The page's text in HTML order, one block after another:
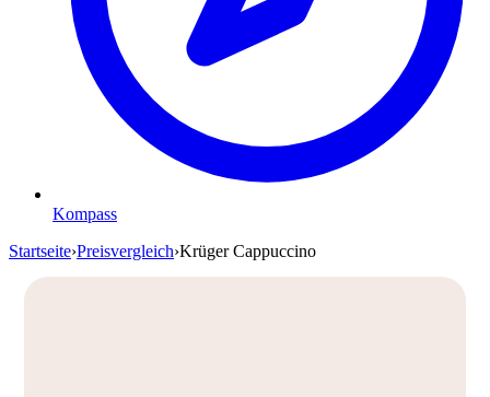
Kompass
Startseite›Preisvergleich›Krüger Cappuccino